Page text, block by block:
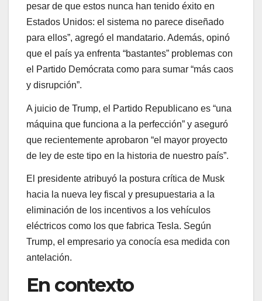
pesar de que estos nunca han tenido éxito en
Estados Unidos: el sistema no parece diseñado
para ellos”, agregó el mandatario. Además, opinó
que el país ya enfrenta “bastantes” problemas con
el Partido Demócrata como para sumar “más caos
y disrupción”.
A juicio de Trump, el Partido Republicano es “una
máquina que funciona a la perfección” y aseguró
que recientemente aprobaron “el mayor proyecto
de ley de este tipo en la historia de nuestro país”.
El presidente atribuyó la postura crítica de Musk
hacia la nueva ley fiscal y presupuestaria a la
eliminación de los incentivos a los vehículos
eléctricos como los que fabrica Tesla. Según
Trump, el empresario ya conocía esa medida con
antelación.
En contexto